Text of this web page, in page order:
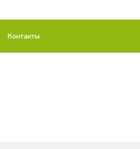
Контакты